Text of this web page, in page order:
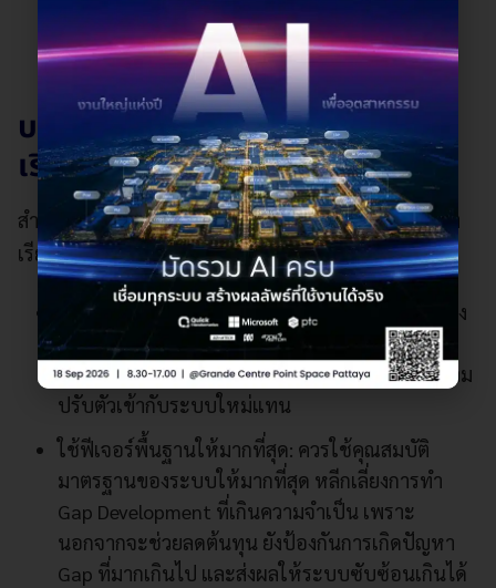
บทเรียนสำคัญที่องค์กรควรรู้ก่อน
เริ่ม ERP
สำหรับองค์กรหรือบริษัทที่ยังไม่ได้เริ่ม สามารถถอดบท
เรียนหรือข้อควรระวังในการเริ่มต้น ดังนี้
การปรับตัวเข้าหาระบบใหม่: เมื่อมีการเปลี่ยนแปลง
ระบบใหม่ สิ่งที่ทุก ๆ บริษัทต้องเผชิญคือ หลีกเลี่ยง
การนำ Workflow เดิมที่ไม่เข้ากันมาใช้ และพยายาม
ปรับตัวเข้ากับระบบใหม่แทน
ใช้ฟีเจอร์พื้นฐานให้มากที่สุด: ควรใช้คุณสมบัติ
มาตรฐานของระบบให้มากที่สุด หลีกเลี่ยงการทำ
Gap Development ที่เกินความจำเป็น เพราะ
นอกจากจะช่วยลดต้นทุน ยังป้องกันการเกิดปัญหา
Gap ที่มากเกินไป และส่งผลให้ระบบซับซ้อนเกินได้